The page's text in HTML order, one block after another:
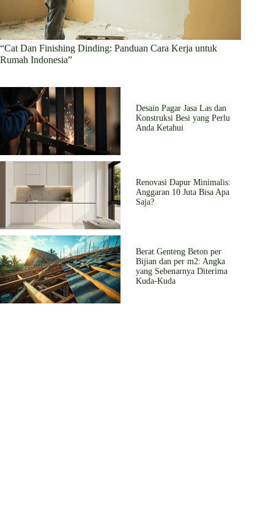
“Cat Dan Finishing Dinding: Panduan Cara Kerja untuk
Rumah Indonesia”
Desain Pagar Jasa Las dan
Konstruksi Besi yang Perlu
Anda Ketahui
Renovasi Dapur Minimalis:
Anggaran 10 Juta Bisa Apa
Saja?
Berat Genteng Beton per
Bijian dan per m2: Angka
yang Sebenarnya Diterima
Kuda-Kuda